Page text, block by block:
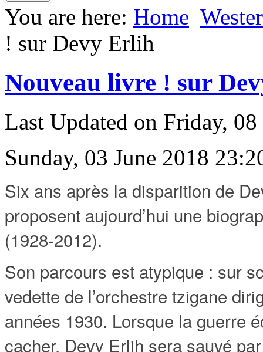
You are here: Home
! sur Devy Erlih
Nouveau livre ! sur
Last Updated on Friday,
Sunday, 03 June 2018
Six ans après la disparition de
proposent aujourd’hui une
(1928-2012).
Son parcours est atypique : sur
vedette de l’orchestre tzigane
années 1930. Lorsque la guerre
cacher. Devy Erlih sera sauvé